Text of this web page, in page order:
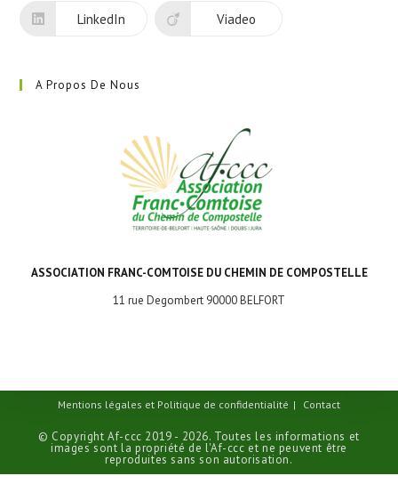
LinkedIn Viadeo
A Propos De Nous
ASSOCIATION FRANC-COMTOISE DU CHEMIN DE COMPOSTELLE
11 rue Degombert 90000 BELFORT
Mentions légales et Politique de confidentialité Contact
© Copyright Af-ccc 2019 - 2026. Toutes les informations et
images sont la propriété de l'Af-ccc et ne peuvent être
reproduites sans son autorisation.